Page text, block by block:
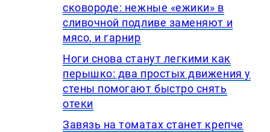
сковороде: нежные «ежики» в
сливочной подливе заменяют и
мясо, и гарнир
Ноги снова станут легкими как
перышко: два простых движения у
стены помогают быстро снять
отеки
Завязь на томатах станет крепче